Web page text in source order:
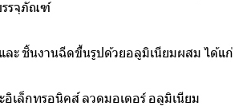
รรจุภัณฑ์
ะ ชิ้นงานฉีดขึ้นรูปด้วยอลูมิเนียมผสม ได้แก่
อิเล็กทรอนิคส์ ลวดมอเตอร์ อลูมิเนียม